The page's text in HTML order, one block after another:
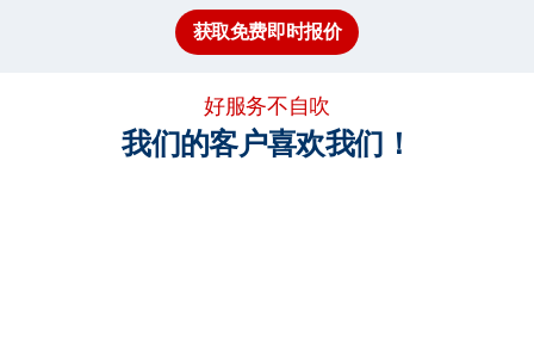
获取免费即时报价
好服务不自吹
我们的客户喜欢我们！